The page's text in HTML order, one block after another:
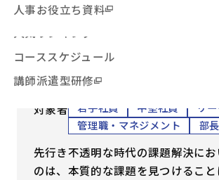
その他からコースを探す
はじめての方へ
3時間コース
人気ランキング
コーススケジュール
講師派遣型研修
よくあるご質問
人事お役立ち資料
ビジネスに活かす哲学的
（課題発見編）(207)
本質的な「課題発見」を導く哲学的
て方
対象者
若手社員 中堅社員
リ
管理職・マネジメント
部
先行き不透明な時代の課題解決に
のは、本質的な課題を見つけるこ